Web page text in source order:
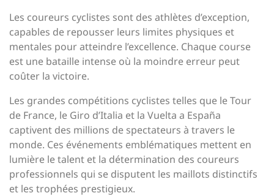
Les coureurs cyclistes sont des athlètes d’exception,
capables de repousser leurs limites physiques et
mentales pour atteindre l’excellence. Chaque course
est une bataille intense où la moindre erreur peut
coûter la victoire.
Les grandes compétitions cyclistes telles que le Tour
de France, le Giro d’Italia et la Vuelta a España
captivent des millions de spectateurs à travers le
monde. Ces événements emblématiques mettent en
lumière le talent et la détermination des coureurs
professionnels qui se disputent les maillots distinctifs
et les trophées prestigieux.